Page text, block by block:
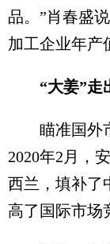
品。”肖春盛
加工企业年产
“大姜”走
瞄准国外市
2020年2月，
西兰，填补了
高了国际市场